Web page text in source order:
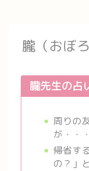
朧（おぼ
朧先生の占
周りの
が・・・
帰省す
の？」